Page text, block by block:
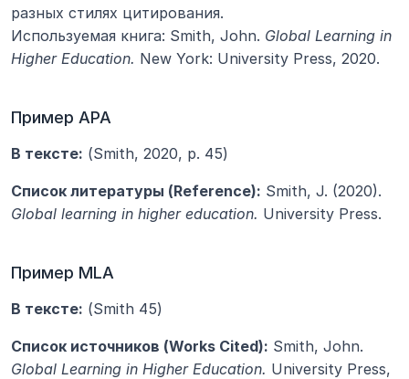
разных стилях цитирования.
Используемая книга: Smith, John. Global Learning in
Higher Education. New York: University Press, 2020.
Пример APA
В тексте: (Smith, 2020, p. 45)
Список литературы (Reference):
Global learning in higher education. University Press.
Пример MLA
В тексте: (Smith 45)
Список источников (Works Cited):
Global Learning in Higher Education. University Press,